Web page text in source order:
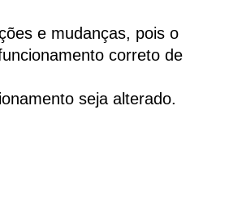
e mudanças, pois o
correto de
seja alterado.